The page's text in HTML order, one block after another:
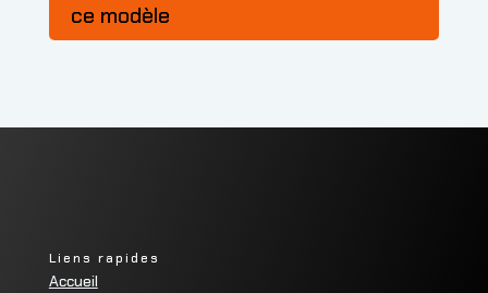
ce modèle
Liens rapides
Accueil